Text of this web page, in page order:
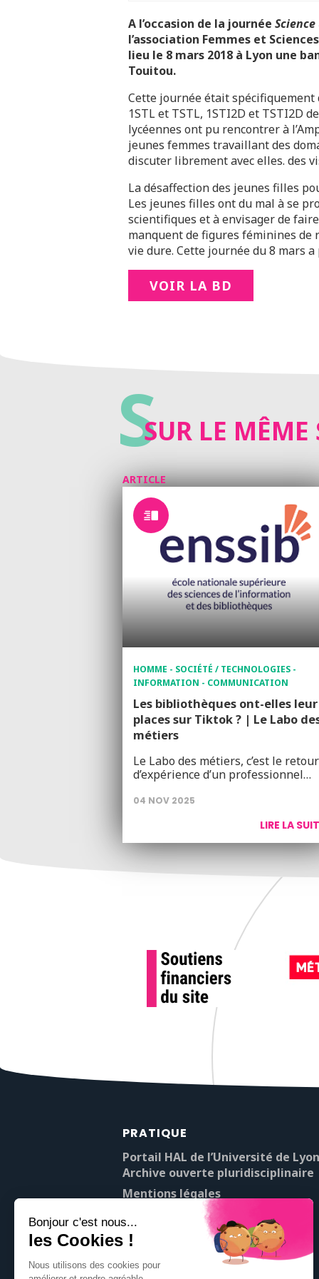
A l’occasion de la journée
l’association Femmes et
lieu le 8 mars 2018 à Lyon une
Touitou.
Cette journée était spécifiquement
1STL et TSTL, 1STI2D et TSTI2D
lycéennes ont pu rencontrer à
jeunes femmes travaillant des
discuter librement avec elles. des
La désaffection des jeunes filles
Les jeunes filles ont du mal à se
scientifiques et à envisager de
manquent de figures féminines de
vie dure. Cette journée du 8 mars
VOIR LA BD
SSUR LE MÊME
ARTICLE
HOMME - SOCIÉTÉ / TECHNOLOGIES -
INFORMATION - COMMUNICATION
Les bibliothèques ont-elles leur
places sur Tiktok ? | Le Labo
métiers
Le Labo des métiers, c’est le retour
d’expérience d’un professionnel…
04 NOV 2025
LIRE LA
PRATIQUE
Portail HAL de l’Université de
Archive ouverte pluridisciplinaire
Mentions légales
À propos de Pop’Sciences
Contact